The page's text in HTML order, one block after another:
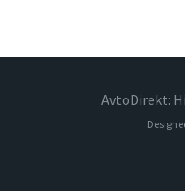
AvtoDirekt: